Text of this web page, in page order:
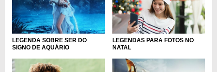
LEGENDA SOBRE SER DO
SIGNO DE AQUÁRIO
LEGENDAS PARA FOTOS NO
NATAL